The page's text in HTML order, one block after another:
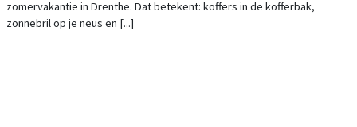
zomervakantie in Drenthe. Dat betekent: koffers in de kofferbak,
zonnebril op je neus en [...]